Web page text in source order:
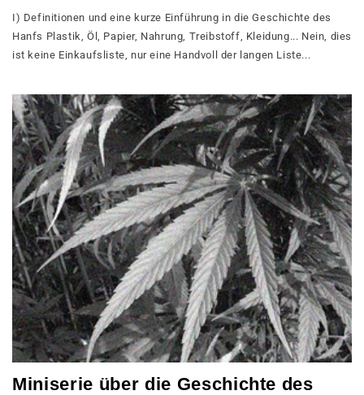
I) Definitionen und eine kurze Einführung in die Geschichte des
Hanfs Plastik, Öl, Papier, Nahrung, Treibstoff, Kleidung... Nein, dies
ist keine Einkaufsliste, nur eine Handvoll der langen Liste...
Miniserie über die Geschichte des